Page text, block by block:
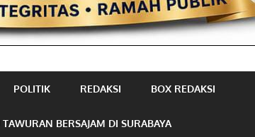
POLITIK REDAKSI BOX REDAKSI
BERSAJAM DI SURABAYA